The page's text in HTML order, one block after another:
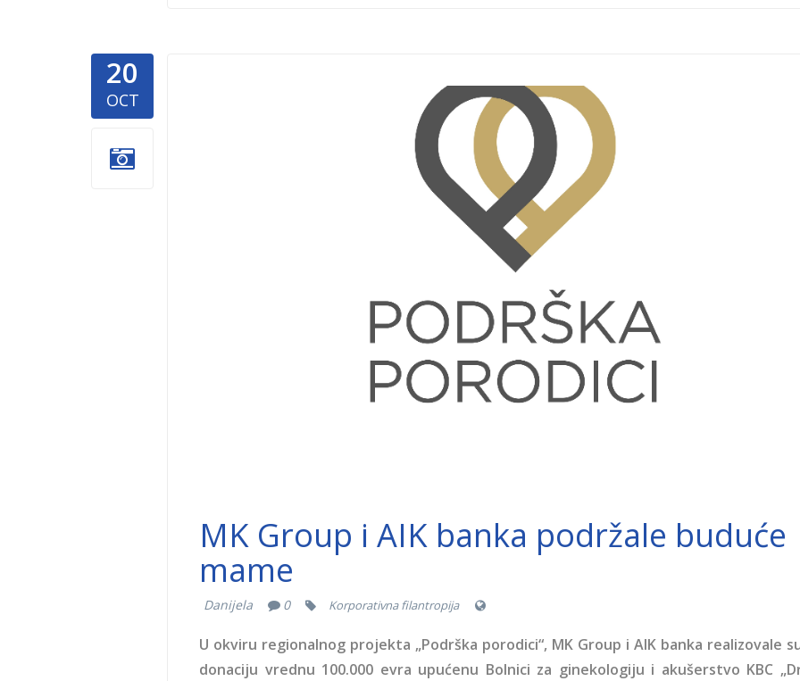
20
OCT mk-podrska-porodici.png
MK Group i AIK banka podržale buduće
mame
Danijela 0 Korporativna filantropija
U okviru regionalnog projekta „Podrška porodici“, MK Group i AIK banka realizovale
donaciju vrednu 100.000 evra upućenu Bolnici za ginekologiju i akušerstvo KBC